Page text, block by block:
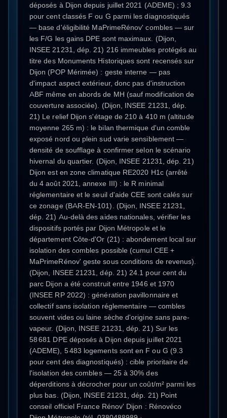
déposés à Dijon depuis juillet 2021 (ADEME) ; 9.3
pour cent classés F ou G parmi les diagnostiqués
— base d'éligibilité MaPrimeRénov' combles — sur
les F/G les gains DPE sont maximaux. (Dijon,
INSEE 21231, dép. 21) 216 immeubles protégés au
titre des Monuments Historiques sont recensés sur
Dijon (POP Mérimée) : geste interne — pas
d'impact aspect extérieur, donc pas d'instruction
ABF même en abords de MH (sauf modification de
couverture associée). (Dijon, INSEE 21231, dép.
21) Le relief Dijon s'étage de 210 à 410 m (altitude
moyenne 265 m) : le bilan thermique d'un comble
exposé nord ou plein sud varie sensiblement —
densité de soufflage à confirmer selon le scénario
hivernal du quartier. (Dijon, INSEE 21231, dép. 21)
Dijon est en zone climatique RE2020 H1c (arrêté
du 4 août 2021, annexe III) : le R minimal
réglementaire et le seuil d'aide CEE sont calés sur
ce zonage (BAR-EN-101). (Dijon, INSEE 21231,
dép. 21) Au-delà des aides nationales, vérifier les
dispositifs portés par Dijon Métropole et le
département Côte-d'Or (21) : abondement local sur
isolation des combles possible (cumul CEE +
MaPrimeRénov' geste sous conditions de revenus).
(Dijon, INSEE 21231, dép. 21) 24.1 pour cent du
parc Dijon a été construit entre 1946 et 1970
(INSEE RP 2022) : génération pavillonnaire et
collectif sans isolation réglementaire — combles
souvent vides ou laine sèche d'origine sans pare-
vapeur. (Dijon, INSEE 21231, dép. 21) Sur les
58 681 DPE déposés à Dijon depuis juillet 2021
(ADEME), 5 483 logements sont en F ou G (9.3
pour cent des diagnostiqués) : cible prioritaire de
l'isolation des combles — 25 à 30% des
déperditions à décrocher pour un coût/m² parmi les
plus bas. (Dijon, INSEE 21231, dép. 21) Point
conseil officiel France Rénov' Dijon : Rénovéco